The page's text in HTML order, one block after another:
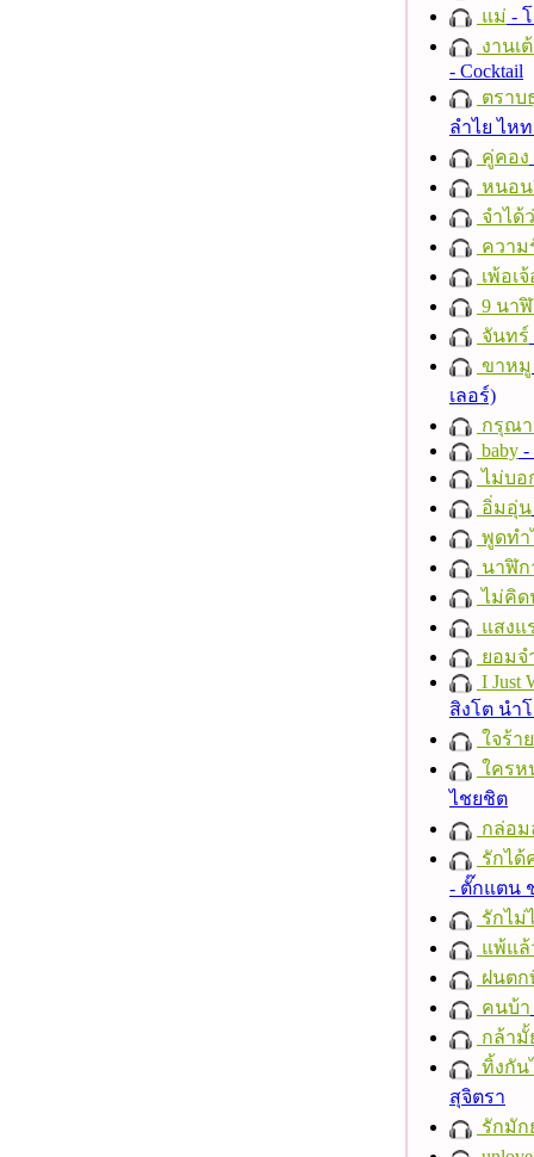
แม่ -
งานเ
- Cocktail
ตราบ
ลำไย ไห
คู่คอง
หนอน
จำได้
ความ
เพ้อเ
9 นา
จันทร์
ขาหมู
เลอร์)
กรุณา
baby -
ไม่บอ
อิ่มอุ่น
พูดทำ
นาฬิก
ไม่คิด
แสงแ
ยอม
I Just
สิงโต นำ
ใจร้าย
ใครห
ไชยชิต
กล่อม
รักได้
- ตั๊กแตน
รักไม่
แพ้แล้
ฝนตก
คนบ้า
กล้ามั้
ทิ้งกัน
สุจิตรา
รักมัก